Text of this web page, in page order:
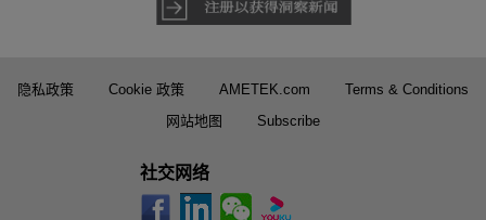
隐私政策 Cookie 政策 AMETEK.com
Terms & Conditions
网站地图
Subscribe
社交网络